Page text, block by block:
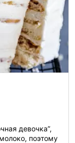
девочка”,
поэтому